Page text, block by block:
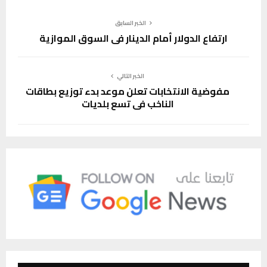
الخبر السابق
ارتفاع الدولار أمام الدينار في السوق الموازية
الخبر التالي
مفوضية الانتخابات تعلن موعد بدء توزيع بطاقات
الناخب في تسع بلديات